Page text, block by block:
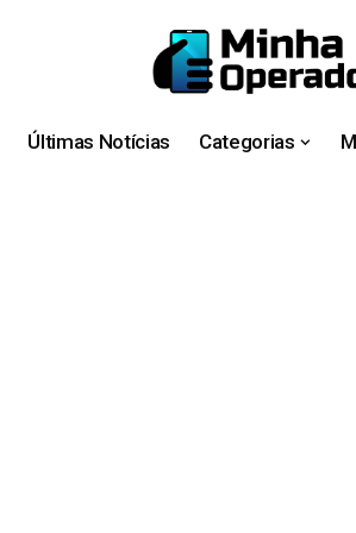
Últimas Notícias Categorias